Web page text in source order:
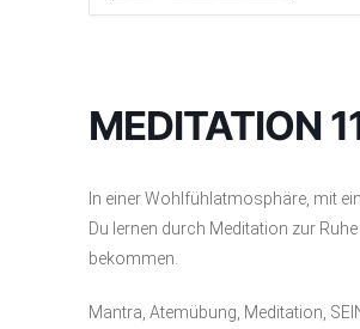
MEDITATION
In einer Wohlfühlatmosphäre, mit
Du lernen durch Meditation zur
bekommen.
Mantra, Atemübung, Meditation,